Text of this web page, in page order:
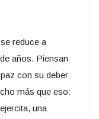
reduce a
años. Piensan
con su deber
más que eso:
una